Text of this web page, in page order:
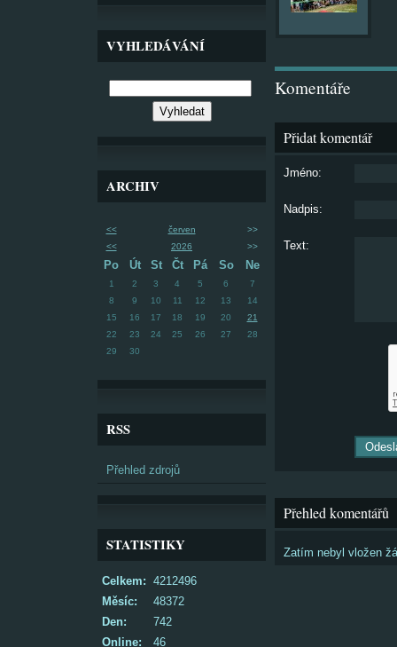
VYHLEDÁVÁNÍ
ARCHIV
<< červen
>>
<<
2026 >>
Po Út St Čt Pá So Ne
1 2 3 4 5 6
7
8
9 10 11 12 13
14
15
16 17 18 19 20
21
22
23 24 25 26 27
28
29
30
RSS
Přehled zdrojů
STATISTIKY
Online: 46
Celkem: 4212496
Měsíc:
48372
Den:
742
Komentáře
Přidat komentář
Jméno:
Nadpis:
Text:
Přehled komentářů
Zatím nebyl vložen